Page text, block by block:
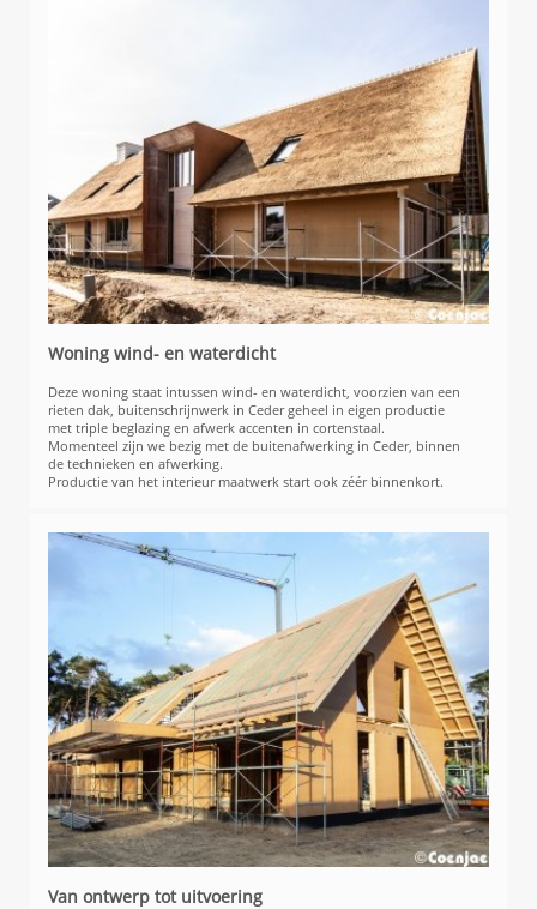
Woning wind- en waterdicht
Deze woning staat intussen wind- en waterdicht, voorzien van een
rieten dak, buitenschrijnwerk in Ceder geheel in eigen productie
met triple beglazing en afwerk accenten in cortenstaal.
Momenteel zijn we bezig met de buitenafwerking in Ceder, binnen
de technieken en afwerking.
Productie van het interieur maatwerk start ook zéér binnenkort.
Van ontwerp tot uitvoering